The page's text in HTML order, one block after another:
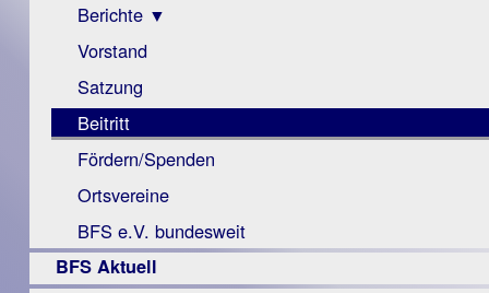
Visus
Zeitschrift
Monokular
Mac
Instagram-
Links
Berichte ▼
Archiv
Berichte
Vorstand
Satzung
Beitritt
Fördern/Spenden
Ortsvereine
BFS e.V. bundesweit
BFS Aktuell